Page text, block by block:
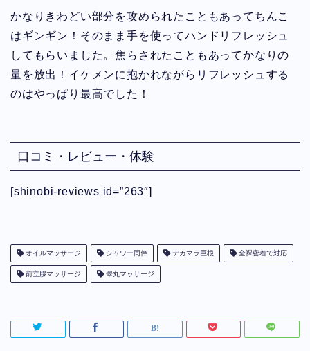
かなりきわどい部分を攻められたこともあってちんこ
はギンギン！そのまま手を使ってハンドリフレッシュ
してもらいました。焦らされたこともあってかなりの
量を放出！イケメンに抱かれながらリフレッシュする
のはやっぱり最高でした！
口コミ・レビュー・体験
[shinobi-reviews id=”263″]
オイルマッサージ シャワー同伴 デカマラ巨根 全裸密着で対応
前立腺マッサージ 睾丸マッサージ